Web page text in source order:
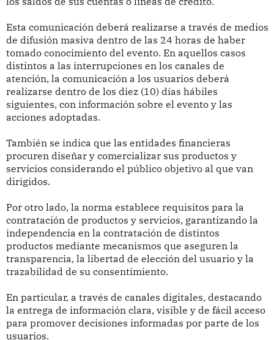
Esta comunicación deberá realizarse a través de medios
de difusión masiva dentro de las 24 horas de haber
tomado conocimiento del evento. En aquellos casos
distintos a las interrupciones en los canales de
atención, la comunicación a los usuarios deberá
realizarse dentro de los diez (10) días hábiles
siguientes, con información sobre el evento y las
acciones adoptadas.
También se indica que las entidades financieras
procuren diseñar y comercializar sus productos y
servicios considerando el público objetivo al que van
dirigidos.
Por otro lado, la norma establece requisitos para la
contratación de productos y servicios, garantizando la
independencia en la contratación de distintos
productos mediante mecanismos que aseguren la
transparencia, la libertad de elección del usuario y la
trazabilidad de su consentimiento.
En particular, a través de canales digitales, destacando
la entrega de información clara, visible y de fácil acceso
para promover decisiones informadas por parte de los
usuarios.